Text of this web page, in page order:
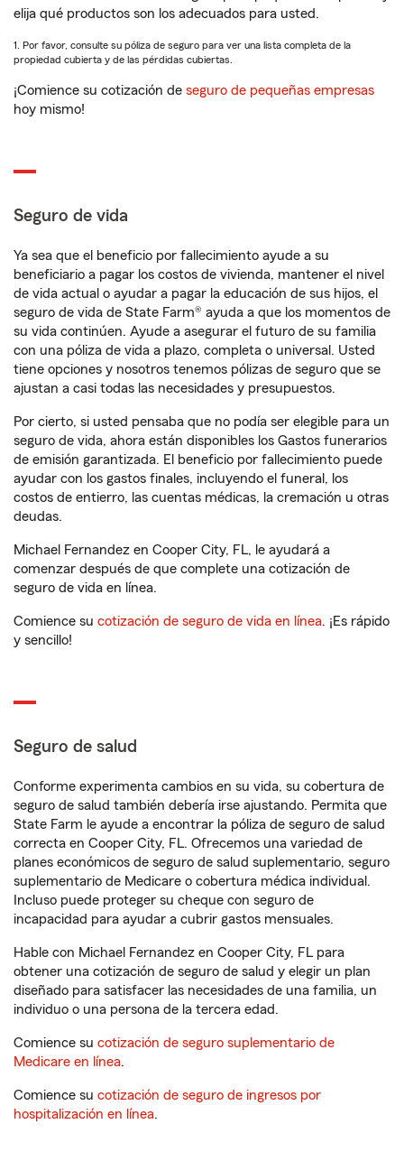
elija qué productos son los adecuados para usted.
1. Por favor, consulte su póliza de seguro para ver una lista completa de la
propiedad cubierta y de las pérdidas cubiertas.
¡Comience su cotización de seguro de pequeñas empresas
hoy mismo!
Seguro de vida
Ya sea que el beneficio por fallecimiento ayude a su
beneficiario a pagar los costos de vivienda, mantener el nivel
de vida actual o ayudar a pagar la educación de sus hijos, el
seguro de vida de State Farm® ayuda a que los momentos de
su vida continúen. Ayude a asegurar el futuro de su familia
con una póliza de vida a plazo, completa o universal. Usted
tiene opciones y nosotros tenemos pólizas de seguro que se
ajustan a casi todas las necesidades y presupuestos.
Por cierto, si usted pensaba que no podía ser elegible para un
seguro de vida, ahora están disponibles los Gastos funerarios
de emisión garantizada. El beneficio por fallecimiento puede
ayudar con los gastos finales, incluyendo el funeral, los
costos de entierro, las cuentas médicas, la cremación u otras
deudas.
Michael Fernandez en Cooper City, FL, le ayudará a
comenzar después de que complete una cotización de
seguro de vida en línea.
Comience su cotización de seguro de vida en línea. ¡Es rápido
y sencillo!
Seguro de salud
Conforme experimenta cambios en su vida, su cobertura de
seguro de salud también debería irse ajustando. Permita que
State Farm le ayude a encontrar la póliza de seguro de salud
correcta en Cooper City, FL. Ofrecemos una variedad de
planes económicos de seguro de salud suplementario, seguro
suplementario de Medicare o cobertura médica individual.
Incluso puede proteger su cheque con seguro de
incapacidad para ayudar a cubrir gastos mensuales.
Hable con Michael Fernandez en Cooper City, FL para
obtener una cotización de seguro de salud y elegir un plan
diseñado para satisfacer las necesidades de una familia, un
individuo o una persona de la tercera edad.
Comience su cotización de seguro suplementario de
Medicare en línea.
Comience su cotización de seguro de ingresos por
hospitalización en línea.